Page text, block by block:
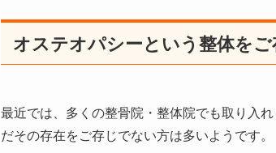
オステオパシーという整体を
最近では、多くの整骨院・整体院でも取り入
だその存在をご存じでない方は多いようです。